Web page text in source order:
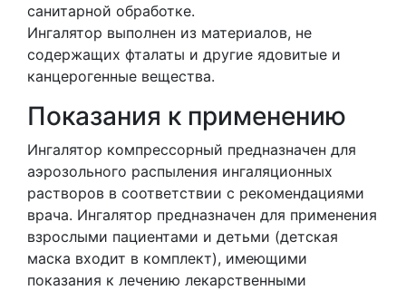
санитарной обработке.
Ингалятор выполнен из материалов, не
содержащих фталаты и другие ядовитые и
канцерогенные вещества.
Показания к применению
Ингалятор компрессорный предназначен для
аэрозольного распыления ингаляционных
растворов в соответствии с рекомендациями
врача. Ингалятор предназначен для применения
взрослыми пациентами и детьми (детская
маска входит в комплект), имеющими
показания к лечению лекарственными